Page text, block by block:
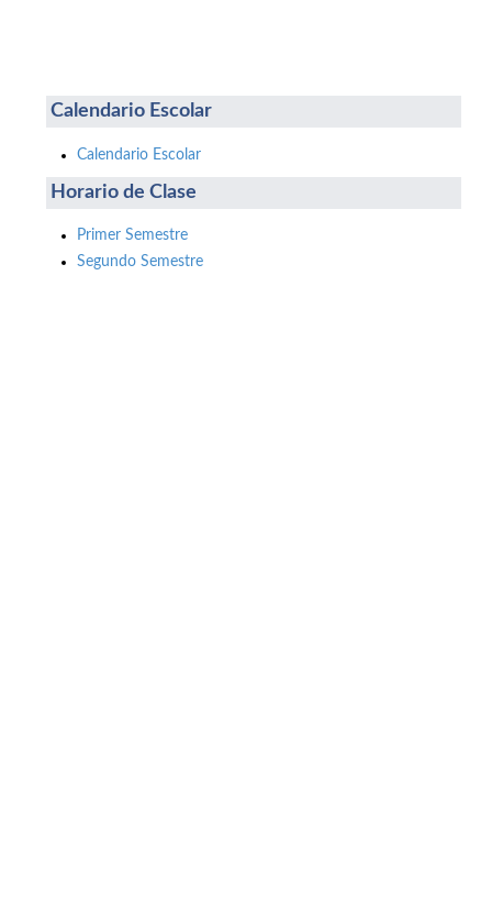
Calendario Escolar
Calendario Escolar
Horario de Clase
Primer Semestre
Segundo Semestre